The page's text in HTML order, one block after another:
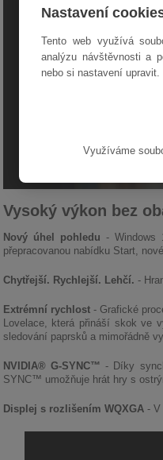
Nastavení
Tento web využívá
analýzu návštěvnosti a
nebo si nastavení upravit.
Využíváme
Vysoký výkon bez
Nový úhel pohledu - Windows
přepracovanou nabídku Start,
Chytřejší. Rychlejší. Lehčí. -
Extrémní rychlost- Grafické
Lovelace, která přináší skok ve
sledování paprsků a mimořádně
NVIDIA® G-SYNC™ - Díky
SYNC™ umožňuje hrát hry s
Displej s rozlišením WQXGA- V